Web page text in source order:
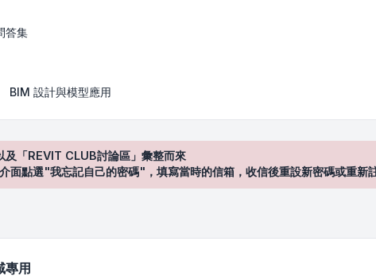
答集
BIM 設計與模型應用
「REVIT CLUB討論區」彙整而來
點選"我忘記自己的密碼"，填寫當時的信箱，收信後重設新密碼或重新註
專用